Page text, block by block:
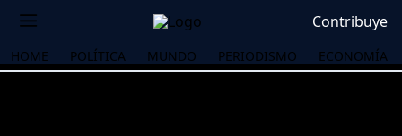
Contribuye
HOME POLÍTICA MUNDO PERIODISMO ECONOMÍA